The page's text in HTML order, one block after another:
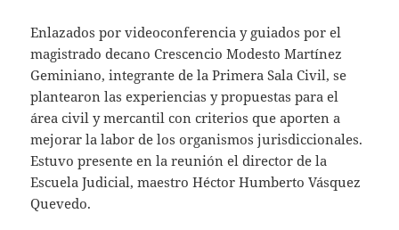
Enlazados por videoconferencia y guiados por el
magistrado decano Crescencio Modesto Martínez
Geminiano, integrante de la Primera Sala Civil, se
plantearon las experiencias y propuestas para el
área civil y mercantil con criterios que aporten a
mejorar la labor de los organismos jurisdiccionales.
Estuvo presente en la reunión el director de la
Escuela Judicial, maestro Héctor Humberto Vásquez
Quevedo.